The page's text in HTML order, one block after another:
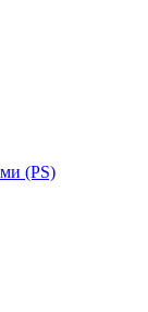
(PS)